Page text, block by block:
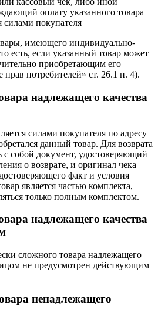
оплату указанного товара
силами покупателя
имеющего индивидуально-
есть, если указанный товар может
приобретающим его
потребителей» ст. 26.1 п. 4).
надлежащего качества
силами покупателя по адресу
данный товар. Для возврата
с собой документ, удостоверяющий
о возврате, и оригинал чека
факт и условия
является частью комплекта,
только полным комплектом.
надлежащего качества
сложного товара надлежащего
не предусмотрен действующим
ненадлежащего